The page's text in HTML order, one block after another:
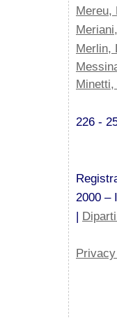
Mereu,
Merlin,
226 -
2000 –
|